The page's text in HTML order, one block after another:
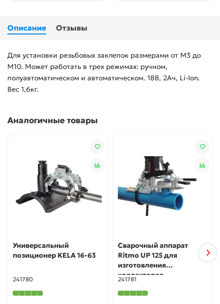
Описание Отзывы
Для установки резьбовых заклепок размерами от М3 до
М10. Может работать в трех режимах: ручном,
полуавтоматическом и автоматическом. 18В, 2Ач, Li-Ion.
Вес 1,6кг.
Аналогичные товары
Универсальный
позиционер KELA 16-63
241780
Сварочный аппарат
Ritmo UP 125 для
изготовления
коллекторов
241781